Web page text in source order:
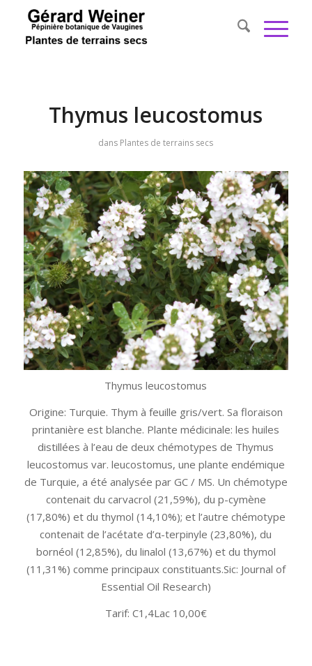
Thymus leucostomus
dans Plantes de terrains secs
Thymus leucostomus
Origine: Turquie. Thym à feuille gris/vert. Sa floraison
printanière est blanche. Plante médicinale: les huiles
distillées à l’eau de deux chémotypes de Thymus
leucostomus var. leucostomus, une plante endémique
de Turquie, a été analysée par GC / MS. Un chémotype
contenait du carvacrol (21,59%), du p-cymène
(17,80%) et du thymol (14,10%); et l’autre chémotype
contenait de l’acétate d’α-terpinyle (23,80%), du
bornéol (12,85%), du linalol (13,67%) et du thymol
(11,31%) comme principaux constituants.Sic: Journal of
Essential Oil Research)
Tarif: C1,4Lac 10,00€